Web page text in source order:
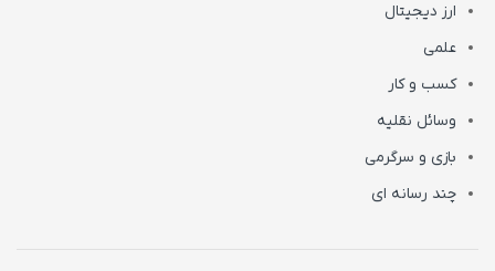
ارز دیجیتال
علمی
کسب و کار
وسائل نقلیه
بازی و سرگرمی
چند رسانه ای